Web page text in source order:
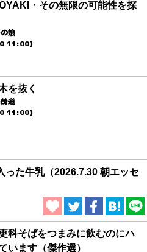
・その無限の可能性を探
娘
11:00)
を抜く
道
11:00)
った牛乳（2026.7.30 朝エッセ
科そばをつまみに飲むのにハ
います（傑作選）